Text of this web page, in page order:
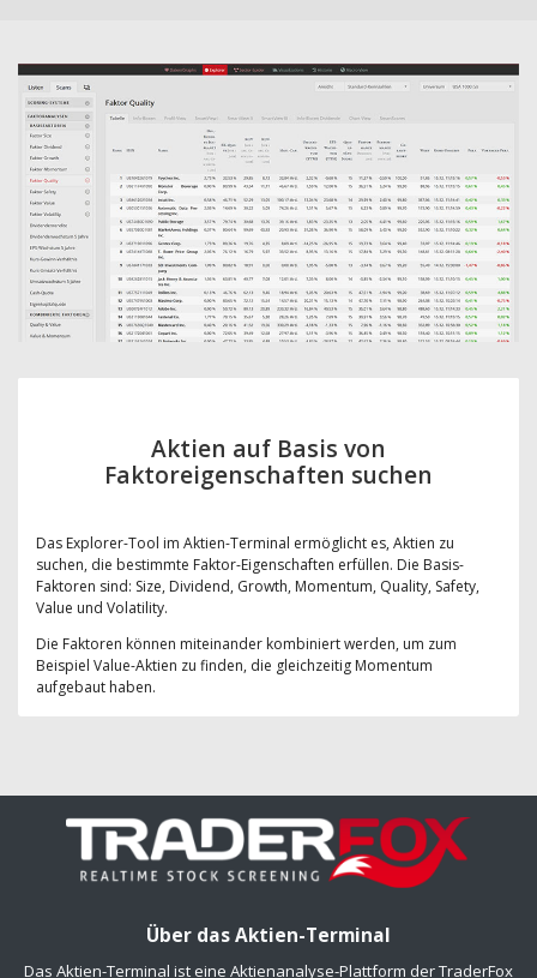
Aktien auf Basis von
Faktoreigenschaften suchen
Das Explorer-Tool im Aktien-Terminal ermöglicht es, Aktien zu
suchen, die bestimmte Faktor-Eigenschaften erfüllen. Die Basis-
Faktoren sind: Size, Dividend, Growth, Momentum, Quality, Safety,
Value und Volatility.
Die Faktoren können miteinander kombiniert werden, um zum
Beispiel Value-Aktien zu finden, die gleichzeitig Momentum
aufgebaut haben.
Über das Aktien-Terminal
Das Aktien-Terminal ist eine Aktienanalyse-Plattform der TraderFox